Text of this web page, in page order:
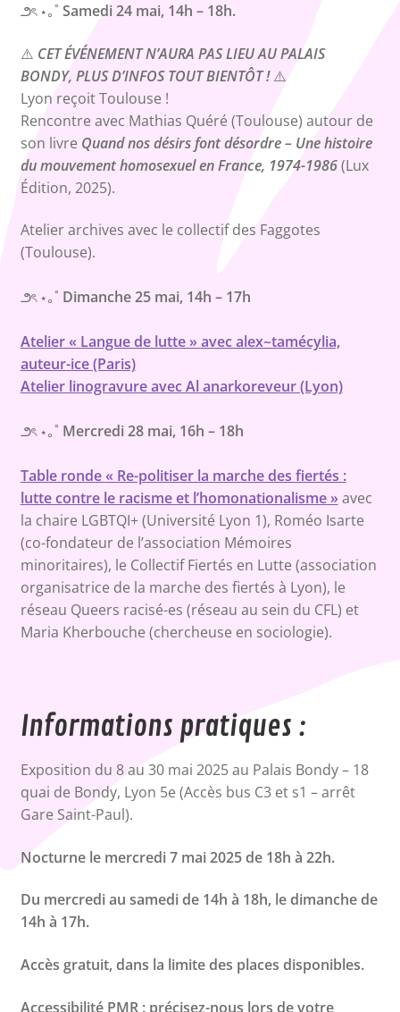
౨ৎ ⋆｡˚ Samedi 24 mai, 14h – 18h.
⚠️ CET ÉVÉNEMENT N’AURA PAS LIEU AU PALAIS
BONDY, PLUS D’INFOS TOUT BIENTÔT !⚠️
Lyon reçoit Toulouse !
Rencontre avec Mathias Quéré (Toulouse) autour de
son livre Quand nos désirs font désordre – Une histoire
du mouvement homosexuel en France, 1974-1986(Lux
Édition, 2025).
Atelier archives avec le collectif des Faggotes
(Toulouse).
౨ৎ ⋆｡˚ Dimanche 25 mai, 14h – 17h
Atelier « Langue de lutte » avec alex~tamécylia,
auteur-ice (Paris)
Atelier linogravure avec Al anarkoreveur (Lyon)
౨ৎ ⋆｡˚ Mercredi 28 mai, 16h – 18h
Table ronde« Re-politiser la marche des fiertés :
lutte contre le racisme et l’homonationalisme » avec
la chaire LGBTQI+ (Université Lyon 1), Roméo Isarte
(co-fondateur de l’association Mémoires
minoritaires), le Collectif Fiertés en Lutte (association
organisatrice de la marche des fiertés à Lyon), le
réseau Queers racisé-es (réseau au sein du CFL) et
Maria Kherbouche (chercheuse en sociologie).
Informations pratiques :
Exposition du 8 au 30 mai 2025 au Palais Bondy – 18
quai de Bondy, Lyon 5e (Accès bus C3 et s1 – arrêt
Gare Saint-Paul).
Nocturne le mercredi 7 mai 2025 de 18h à 22h.
Du mercredi au samedi de 14h à 18h, le dimanche de
14h à 17h.
Accès gratuit, dans la limite des places disponibles.
Accessibilité PMR : précisez-nous lors de votre